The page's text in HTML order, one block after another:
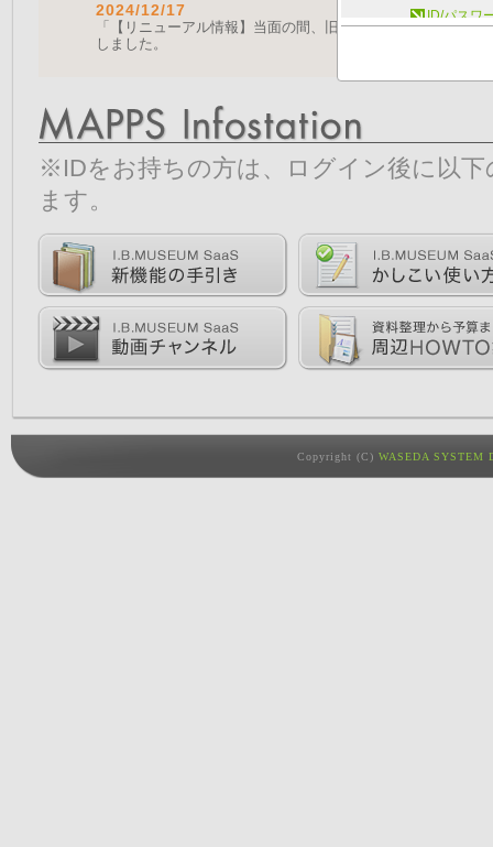
2024/12/17
「【リニューアル情報】当面の間、旧画面をご利用いただ
しました。
※IDをお持ちの方は、ログイン後に以
ます。
Copyright (C) WASEDA SYSTEM
ID/パスワ